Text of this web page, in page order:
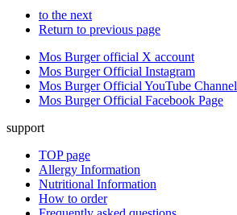
to the next
Return to previous page
Mos Burger official X account
Mos Burger Official Instagram
Mos Burger Official YouTube Channel
Mos Burger Official Facebook Page
support
TOP page
Allergy Information
Nutritional Information
How to order